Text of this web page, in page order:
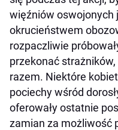
więźniów oswojonych
okrucieństwem
rozpaczliwie
przekonać
razem. Niektóre
pociechy wśród
oferowały ostatnie
zamian za możliwość